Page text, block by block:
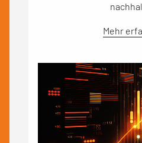
Mehr